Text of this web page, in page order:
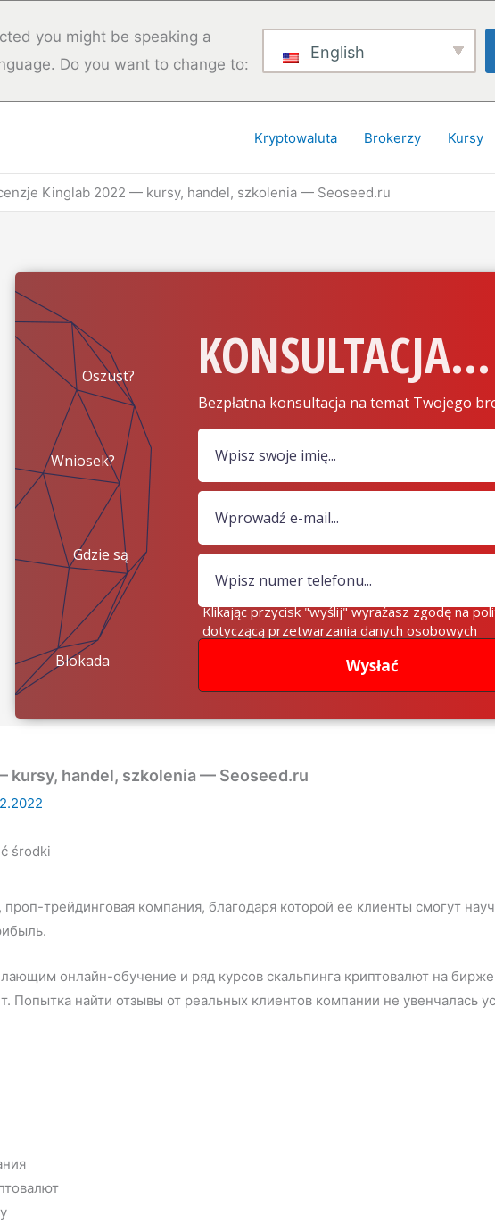
you might be speaking a
Do you want to change to:
English
Kryptowaluta Brokerzy Kursy
Kinglab 2022 — kursy, handel, szkolenia — Seoseed.ru
KONSULTACJA...
Bezpłatna konsultacja na temat Twojego
Oszust?
Wniosek?
Gdzie są
pieniądze?
Blokada
Wysłać
Klikając przycisk "wyślij" wyrażasz zgodę na
dotyczącą przetwarzania danych osobowych
kursy, handel, szkolenia — Seoseed.ru
środki
трейдинговая компания, благодаря которой ее клиенты смогут
онлайн-обучение и ряд курсов скальпинга криптовалют на
Попытка найти отзывы от реальных клиентов компании не увенчалась